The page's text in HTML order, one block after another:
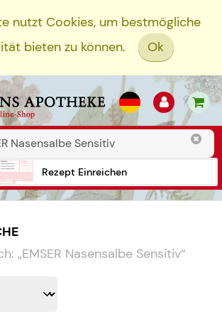
nutzt Cookies, um bestmögliche
bieten zu können.
Ok
Rezept Einreichen
„EMSER Nasensalbe Sensitiv“